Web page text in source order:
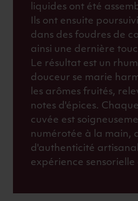
liquides ont été
Ils ont ensuite
dans des foudres de
ainsi une dernière
Le résultat est un
douceur se marie
les arômes fruités,
notes d'épices.
cuvée est
numérotée à la main,
d'authenticité
expérience